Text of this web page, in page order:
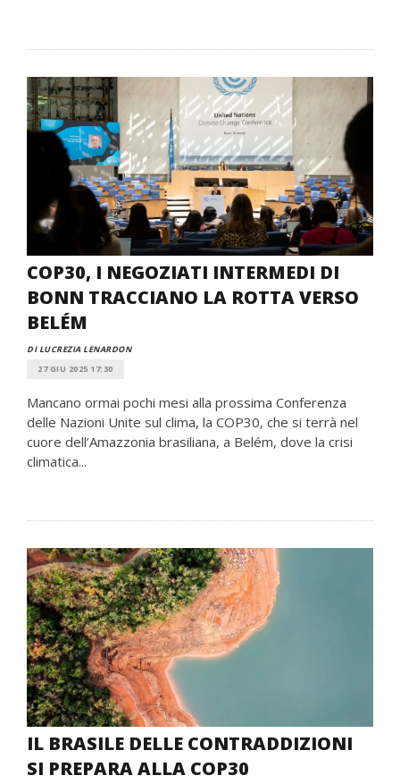
COP30, I NEGOZIATI INTERMEDI DI
BONN TRACCIANO LA ROTTA VERSO
BELÉM
DI LUCREZIA LENARDON
27 GIU 2025 17:30
Mancano ormai pochi mesi alla prossima Conferenza
delle Nazioni Unite sul clima, la COP30, che si terrà nel
cuore dell’Amazzonia brasiliana, a Belém, dove la crisi
climatica...
IL BRASILE DELLE CONTRADDIZIONI
SI PREPARA ALLA COP30